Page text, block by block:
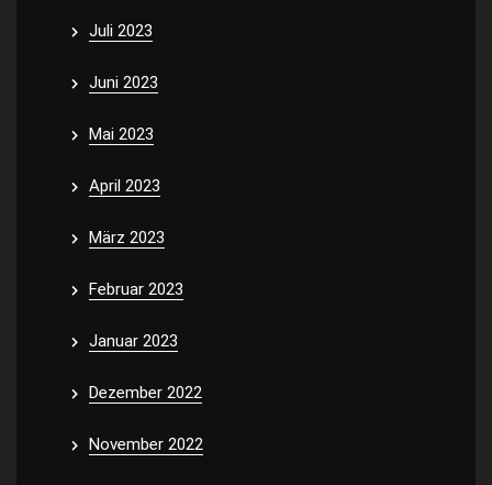
Juli 2023
Juni 2023
Mai 2023
April 2023
März 2023
Februar 2023
Januar 2023
Dezember 2022
November 2022